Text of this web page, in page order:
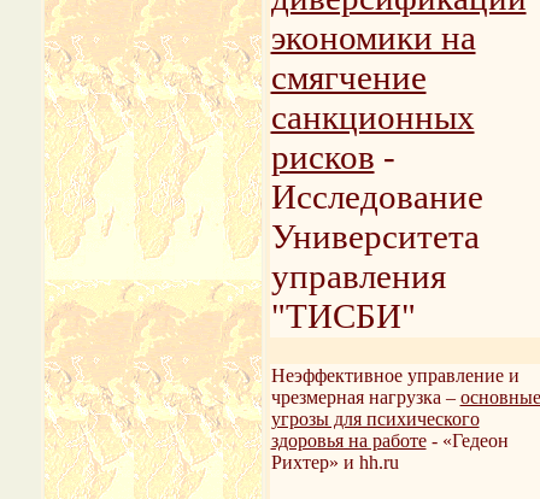
экономики на
смягчение
санкционных
рисков -
Исследование
Университета
управления
"ТИСБИ"
Неэффективное управление и
чрезмерная нагрузка – основные
угрозы для психического
здоровья на работе- «Гедеон
Рихтер» и hh.ru